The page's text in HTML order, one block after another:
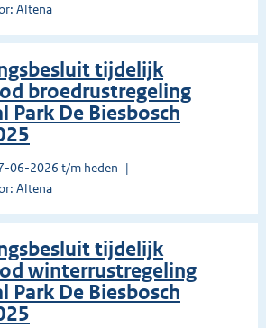
Altena
tijdelijk
broedrustregeling
Park De Biesbosch
06-2026 t/m heden
Altena
tijdelijk
winterrustregeling
Park De Biesbosch